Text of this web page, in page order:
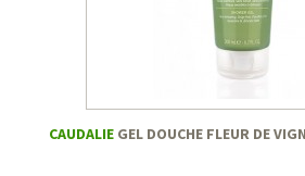
CAUDALIE GEL DOUCHE FLEUR DE